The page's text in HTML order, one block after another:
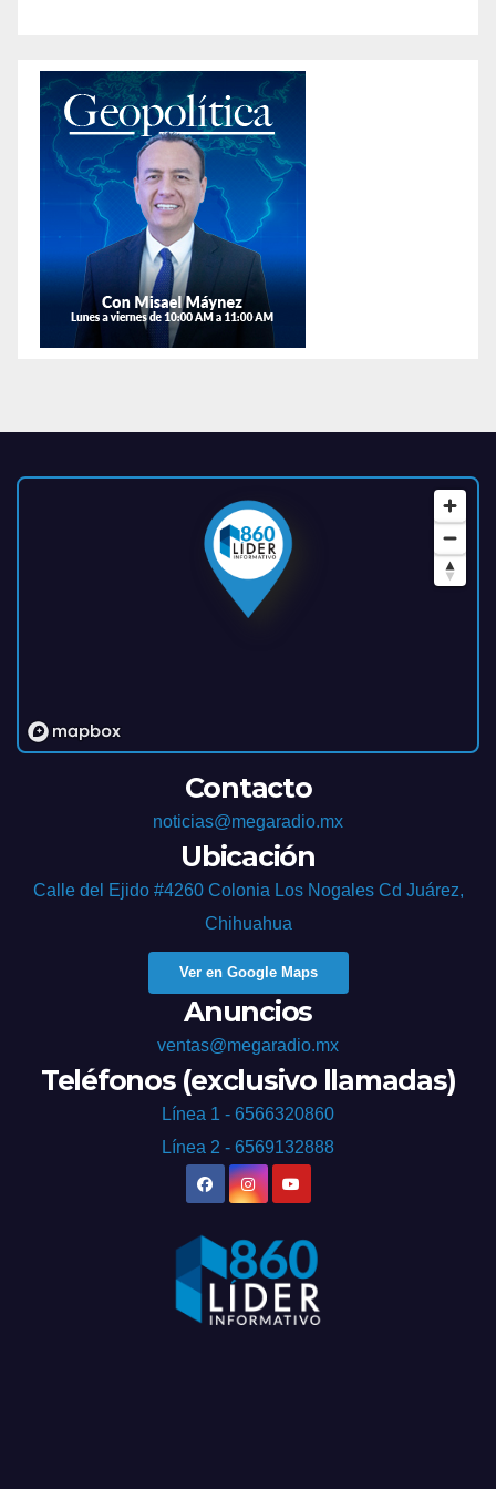
Contacto
noticias@megaradio.mx
Ubicación
Calle del Ejido #4260 Colonia Los Nogales Cd Juárez,
Chihuahua
Ver en Google Maps
Anuncios
ventas@megaradio.mx
Teléfonos (exclusivo llamadas)
Línea 1 - 6566320860
Línea 2 - 6569132888